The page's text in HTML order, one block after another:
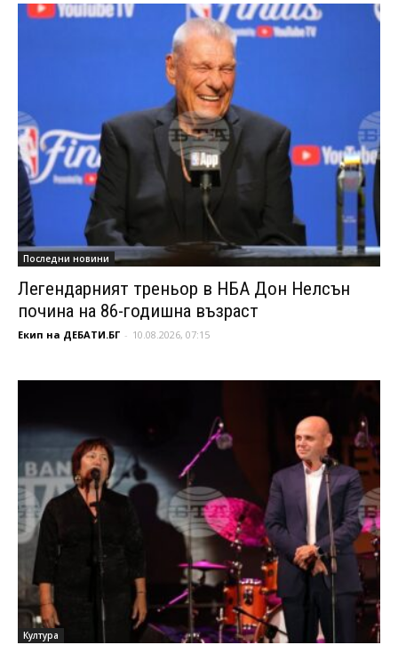
Последни новини
Легендарният треньор в НБА Дон Нелсън
почина на 86-годишна възраст
Екип на ДЕБАТИ.БГ - 10.08.2026, 07:15
Култура